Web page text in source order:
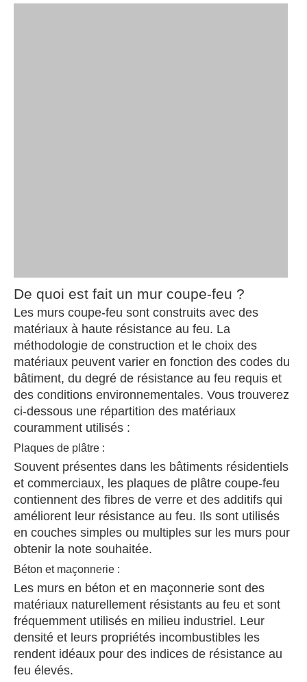
De quoi est fait un mur coupe-feu ?
Les murs coupe-feu sont construits avec des
matériaux à haute résistance au feu. La
méthodologie de construction et le choix des
matériaux peuvent varier en fonction des codes du
bâtiment, du degré de résistance au feu requis et
des conditions environnementales. Vous trouverez
ci-dessous une répartition des matériaux
couramment utilisés :
Plaques de plâtre :
Souvent présentes dans les bâtiments résidentiels
et commerciaux, les plaques de plâtre coupe-feu
contiennent des fibres de verre et des additifs qui
améliorent leur résistance au feu. Ils sont utilisés
en couches simples ou multiples sur les murs pour
obtenir la note souhaitée.
Béton et maçonnerie :
Les murs en béton et en maçonnerie sont des
matériaux naturellement résistants au feu et sont
fréquemment utilisés en milieu industriel. Leur
densité et leurs propriétés incombustibles les
rendent idéaux pour des indices de résistance au
feu élevés.